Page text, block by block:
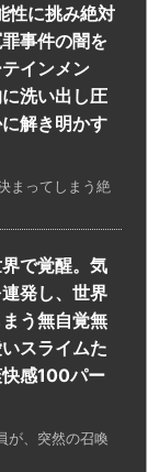
性に挑み絶対
事件の闇を
インメン
洗い出し圧
解き明かす
まってしまう絶
で覚醒。気
発し、世界
う無自覚無
スライムた
感100パー
が、突然の召喚